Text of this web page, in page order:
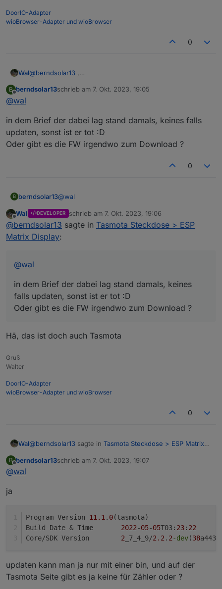
DoorIO-Adapter
wioBrowser-Adapter und wioBrowser
0
Wal@berndsolar13
B
Offline
berndsolar13schrieb am 7. Okt. 2023, 19:05
zuletzt editiert von
@wal
in dem Brief der dabei lag stand damals, keines falls
updaten, sonst ist er tot :D
Oder gibt es die FW irgendwo zum Download ?
0
B berndsolar13@wal
in dem Brief der dabei lag stand damals, keines
falls updaten, sonst ist er tot :D
Oder gibt es die FW irgendwo zum Download ?
Offline
Wal DEVELOPER schrieb am 7. Okt. 2023, 19:06
zuletzt editiert von
@berndsolar13 sagte in Tasmota Steckdose > ESP
Matrix Display:
@wal
in dem Brief der dabei lag stand damals, keines
falls updaten, sonst ist er tot :D
Oder gibt es die FW irgendwo zum Download ?
Hä, das ist doch auch Tasmota
Gruß
Walter
DoorIO-Adapter
wioBrowser-Adapter und wioBrowser
0
Wal@berndsolar13 sagte in Tasmota Steckdose > ESP Matrix
B
Offline
berndsolar13schrieb am 7. Okt. 2023, 19:07
zuletzt editiert von
@wal
ja
11.1 . 0(tasmota)
Build Date & Time 2022-05-05T03: 23: 22
2 _7_4_9/2.2 . 2-dev(38
updaten kann man ja nur mit einer bin, und auf der
Tasmota Seite gibt es ja keine für Zähler oder ?